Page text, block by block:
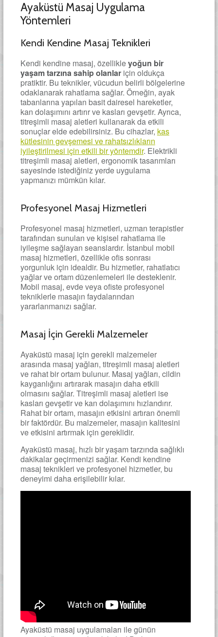
Ayaküstü Masaj Uygulama
Yöntemleri
Kendi Kendine Masaj Teknikleri
Kendi kendine masaj, özellikleyoğun bir
yaşam tarzına sahip olanlariçin oldukça
pratiktir. Bu teknikler, vücudun belirli bölgelerine
odaklanarak rahatlama sağlar. Örneğin, ayak
tabanlarına yapılan basit dairesel hareketler,
kan dolaşımını artırır ve kasları gevşetir. Ayrıca,
titreşimli masaj aletleri kullanarak da etkili
sonuçlar elde edebilirsiniz. Bu cihazlar, kas
kütlesinin gevşemesi ve rahatsızlıkların
iyileştirilmesi için etkili bir yöntemdir. Elektrikli
titreşimli masaj aletleri, ergonomik tasarımları
sayesinde istediğiniz yerde uygulama
yapmanızı mümkün kılar.
Profesyonel Masaj Hizmetleri
Profesyonel masaj hizmetleri, uzman terapistler
tarafından sunulan ve kişisel rahatlama ile
iyileşme sağlayan seanslardır. İstanbul mobil
masaj hizmetleri, özellikle ofis sonrası
yorgunluk için idealdir. Bu hizmetler, rahatlatıcı
yağlar ve ortam düzenlemeleri ile desteklenir.
Mobil masaj, evde veya ofiste profesyonel
tekniklerle masajın faydalarından
yararlanmanızı sağlar.
Masaj İçin Gerekli Malzemeler
Ayaküstü masaj için gerekli malzemeler
arasında masaj yağları, titreşimli masaj aletleri
ve rahat bir ortam bulunur. Masaj yağları, cildin
kayganlığını artırarak masajın daha etkili
olmasını sağlar. Titreşimli masaj aletleri ise
kasları gevşetir ve kan dolaşımını hızlandırır.
Rahat bir ortam, masajın etkisini artıran önemli
bir faktördür. Bu malzemeler, masajın kalitesini
ve etkisini artırmak için gereklidir.
Ayaküstü masaj, hızlı bir yaşam tarzında sağlıklı
dakikalar geçirmenizi sağlar. Kendi kendine
masaj teknikleri ve profesyonel hizmetler, bu
deneyimi daha erişilebilir kılar.
Ayaküstü masaj uygulamaları ile günün